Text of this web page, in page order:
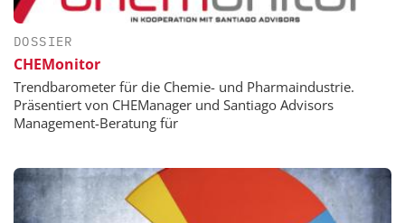
DOSSIER
CHEMonitor
Trendbarometer für die Chemie- und Pharmaindustrie.
Präsentiert von CHEManager und Santiago Advisors
Management-Beratung für